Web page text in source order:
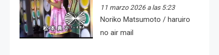
11 marzo 2026 a las 5:23
Noriko Matsumoto / haruiro
no air mail